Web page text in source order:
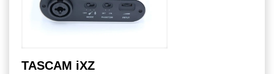
TASCAM iXZ